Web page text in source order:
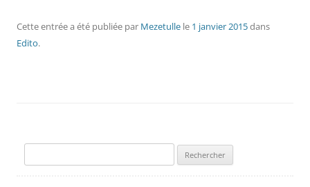
Cette entrée a été publiée par Mezetulle le 1 janvier 2015dans
Edito.